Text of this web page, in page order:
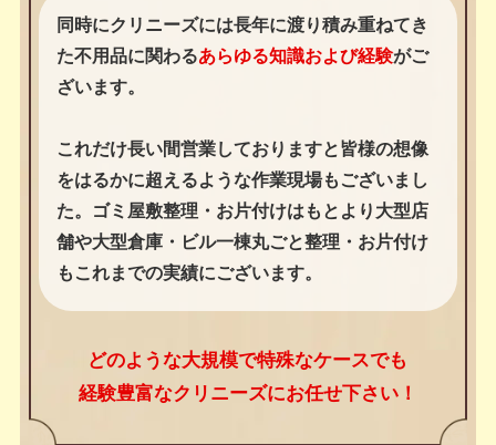
同時にクリニーズには長年に渡り積み重ねてき
た不用品に関わるあらゆる知識および経験がご
ざいます。
これだけ長い間営業しておりますと皆様の想像
をはるかに超えるような作業現場もございまし
た。ゴミ屋敷整理・お片付けはもとより大型店
舗や大型倉庫・ビル一棟丸ごと整理・お片付け
もこれまでの実績にございます。
どのような大規模で特殊なケースでも
経験豊富なクリニーズにお任せ下さい！